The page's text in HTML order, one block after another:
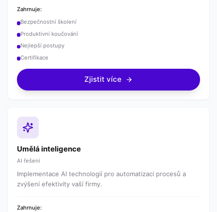
Zahrnuje:
Bezpečnostní školení
Produktivní koučování
Nejlepší postupy
Certifikace
Zjistit více
Umělá inteligence
AI řešení
Implementace AI technologií pro automatizaci procesů a
zvýšení efektivity vaší firmy.
Zahrnuje: